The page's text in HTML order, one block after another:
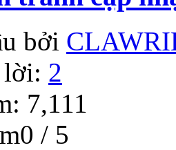
bởi
lời: 2
7,111
/ 5